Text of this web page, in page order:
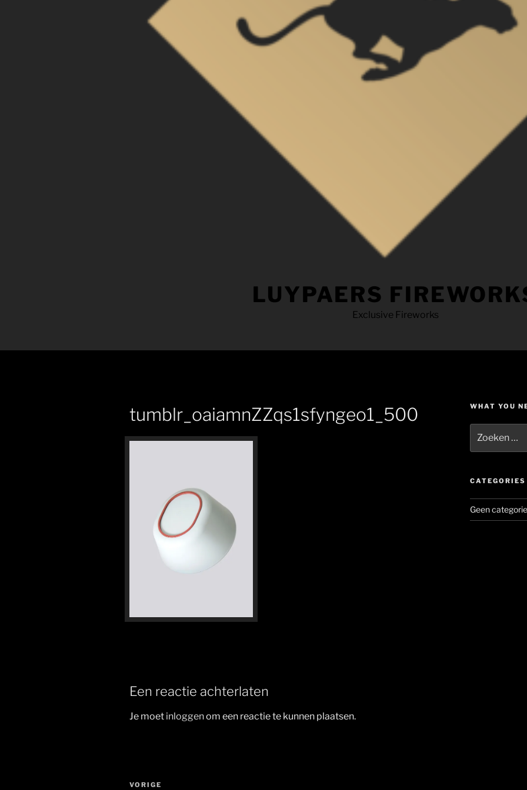
LUYPAERS
Exclusive Fireworks
tumblr_oaiamnZZqs1sfyngeo1_500
Een reactie achterlaten
Je moet inloggenom een reactie te kunnen plaatsen.
Berichtnavigatie
Vorig
VORIGE
WHAT YOU
naar:
CATEGORIES
Geen